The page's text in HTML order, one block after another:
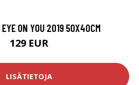
EYE ON YOU 2019 50X40CM
129 EUR
LISÄTIETOJA